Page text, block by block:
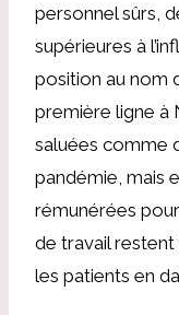
personnel sûrs,
supérieures à
position au nom
première ligne à
saluées comme
pandémie, mais
rémunérées
de travail
les patients en